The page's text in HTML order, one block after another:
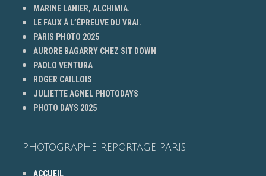
MARINE LANIER, ALCHIMIA.
LE FAUX À L’ÉPREUVE DU VRAI.
PARIS PHOTO 2025
AURORE BAGARRY CHEZ SIT DOWN
PAOLO VENTURA
ROGER CAILLOIS
JULIETTE AGNEL PHOTODAYS
PHOTO DAYS 2025
PHOTOGRAPHE REPORTAGE PARIS
ACCUEIL